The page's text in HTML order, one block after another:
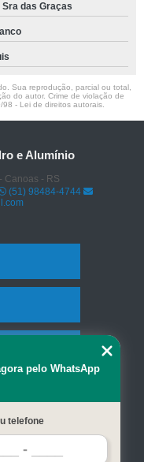
Sra das Graças
Sua reprodução, parcial ou total,
do autor. Crime de violação de
98 - Lei de direitos autorais
e Alumínio
Canoas - RS
(51) 98484-4744
pelo WhatsApp
telefone